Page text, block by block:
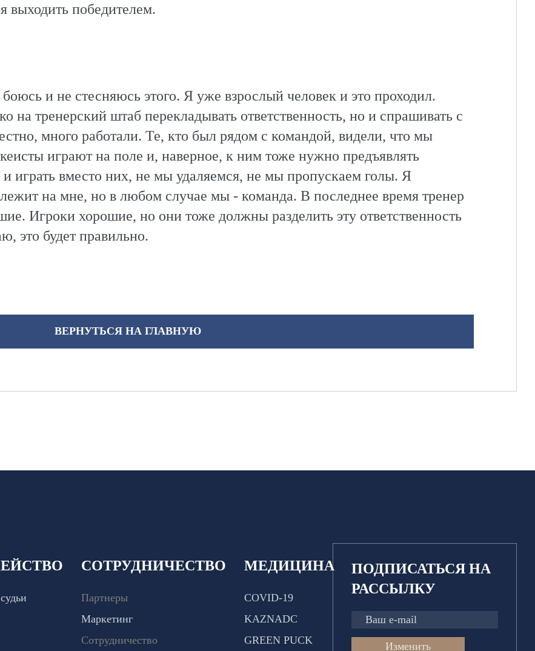
выходить победителем.
боюсь и не стесняюсь этого. Я уже взрослый человек и это проходил.
на тренерский штаб перекладывать ответственность, но и спрашивать с
много работали. Те, кто был рядом с командой, видели, что мы
играют на поле и, наверное, к ним тоже нужно предъявлять
играть вместо них, не мы удаляемся, не мы пропускаем голы. Я
на мне, но в любом случае мы - команда. В последнее время тренер
Игроки хорошие, но они тоже должны разделить эту ответственность
это будет правильно.
ВЕРНУТЬСЯ НА ГЛАВНУЮ
СОТРУДНИЧЕСТВО
Партнеры
Маркетинг
Сотрудничество
МЕДИЦИНА
COVID-19
KAZNADC
GREEN PUCK
ПОДПИСАТЬСЯ НА
РАССЫЛКУ
Изменить